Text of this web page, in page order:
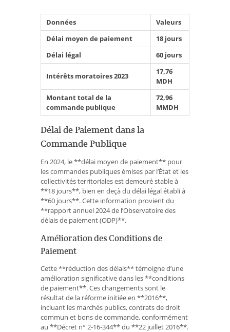
Données
Valeurs
Délai moyen de paiement
18 jours
Délai légal
60 jours
Intérêts moratoires 2023
17,76
MDH
Montant total de la
commande publique
72,96
MMDH
Délai de Paiement dans la
Commande Publique
En 2024, le **délai moyen de paiement** pour
les commandes publiques émises par l’État et les
collectivités territoriales est demeuré stable à
**18 jours**, bien en deçà du délai légal établi à
**60 jours**. Cette information provient du
**rapport annuel 2024 de l’Observatoire des
délais de paiement (ODP)**.
Amélioration des Conditions de
Paiement
Cette **réduction des délais** témoigne d’une
amélioration significative dans les **conditions
de paiement**. Ces changements sont le
résultat de la réforme initiée en **2016**,
incluant les marchés publics, contrats de droit
commun et bons de commande, conformément
au **Décret n° 2-16-344** du **22 juillet 2016**.